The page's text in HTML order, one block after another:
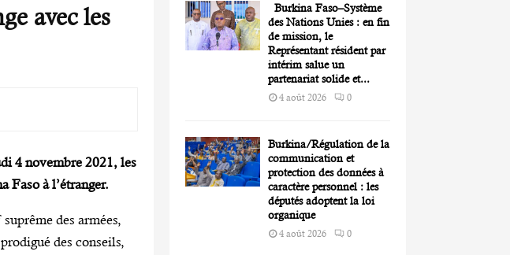
avec les
4 novembre 2021, les
Faso à l’étranger.
des armées,
des conseils,
Burkina Faso–Système
des Nations Unies : en fin
de mission, le
Représentant résident par
intérim salue un
partenariat solide et...
4 août 2026 0
Burkina/Régulation de la
communication et
protection des données à
caractère personnel : les
députés adoptent la loi
organique
4 août 2026 0